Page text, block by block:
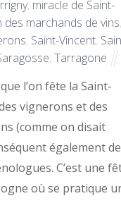
, miracle de Saint-
marchands de vins,
, Saint-Vincent,
, Tarragone
l’on fête la Saint-
vignerons et des
(comme on disait
également
C’est une
où se pratique